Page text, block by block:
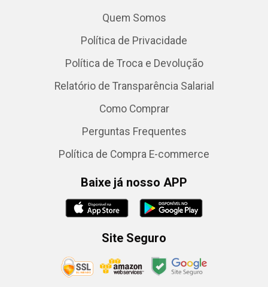
Quem Somos
Política de Privacidade
Política de Troca e Devolução
Relatório de Transparência Salarial
Como Comprar
Perguntas Frequentes
Política de Compra E-commerce
Baixe já nosso APP
Site Seguro